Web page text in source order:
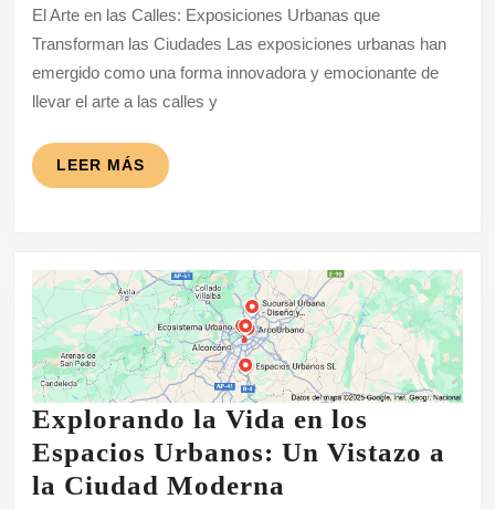
las
Calles:
El Arte en las Calles: Exposiciones Urbanas que
Transforman las Ciudades Las exposiciones urbanas han
emergido como una forma innovadora y emocionante de
llevar el arte a las calles y
LEER MÁS LEER
MÁS
Explorando la Vida en los
Espacios Urbanos: Un Vistazo a
la Ciudad Moderna